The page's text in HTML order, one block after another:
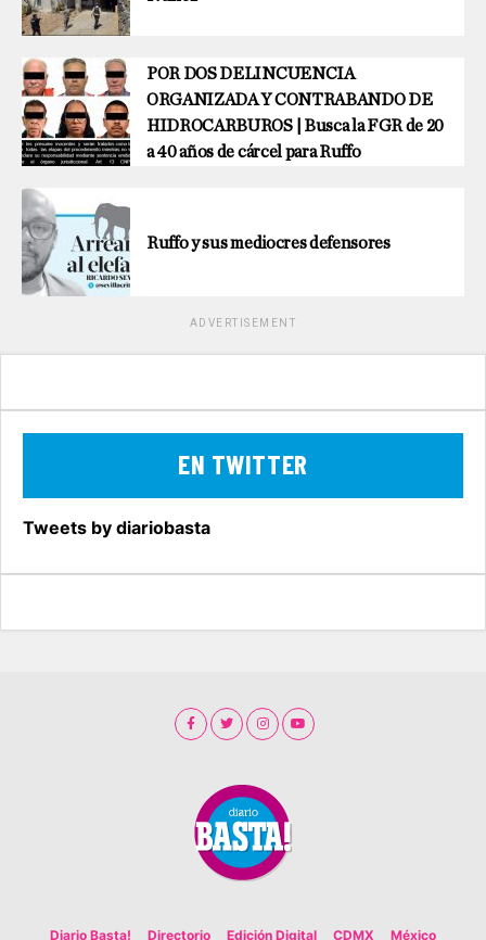
POR DOS DELINCUENCIA
ORGANIZADA Y CONTRABANDO DE
HIDROCARBUROS | Busca la FGR de 20
a 40 años de cárcel para Ruffo
Ruffo y sus mediocres defensores
ADVERTISEMENT
EN TWITTER
Tweets by diariobasta
Diario Basta! Directorio Edición Digital CDMX México